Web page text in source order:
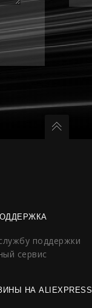
поддержки
сервис
НА ALIEXPRESS